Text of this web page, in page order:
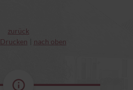
zurück
Drucken nach oben